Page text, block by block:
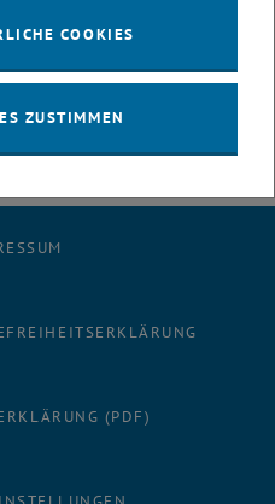
Experten und jungen,
Fakultäten für Chemie,
Informatik.
(PDF)
COOKIES
ZUSTIMMEN